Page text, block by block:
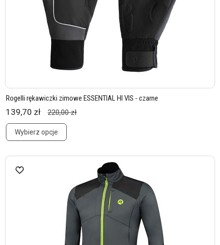
Rogelli rękawiczki zimowe ESSENTIAL HI VIS - czarne
139,70 zł 220,00 zł
Wybierz opcje